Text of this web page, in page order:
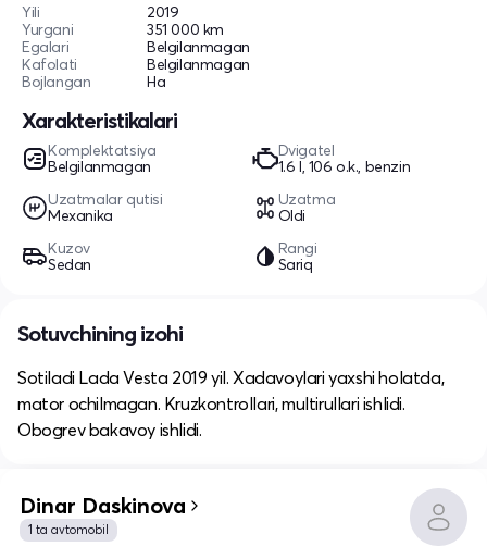
Yili
2019
Yurgani
351 000 km
Egalari
Belgilanmagan
Kafolati
Belgilanmagan
Bojlangan
Ha
Xarakteristikalari
Komplektatsiya
Belgilanmagan
Dvigatel
1.6 l, 106 o.k., benzin
Uzatmalar qutisi
Mexanika
Uzatma
Oldi
Kuzov
Sedan
Rangi
Sariq
Sotuvchining izohi
Sotiladi Lada Vesta 2019 yil. Xadavoylari yaxshi holatda,
mator ochilmagan. Kruzkontrollari, multirullari ishlidi.
Obogrev bakavoy ishlidi.
Dinar Daskinova
1 ta avtomobil